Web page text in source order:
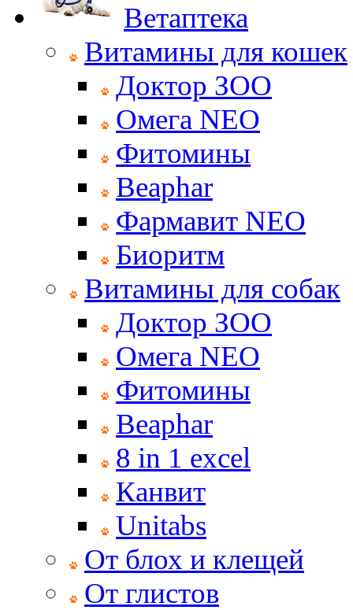
Ветаптека
Витамины для кошек
Доктор ЗОО
Омега NEO
Фитомины
Beaphar
Фармавит NEO
Биоритм
Витамины для собак
Доктор ЗОО
Омега NEO
Фитомины
Beaphar
8 in 1 excel
Канвит
Unitabs
От блох и клещей
От глистов